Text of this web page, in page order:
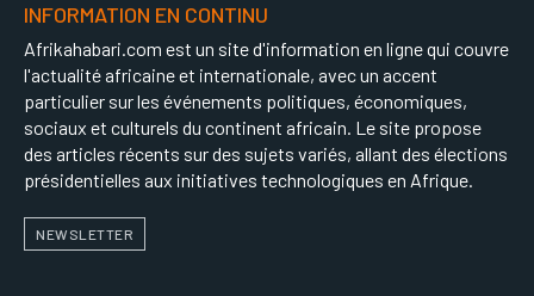
INFORMATION EN CONTINU
Afrikahabari.com est un site d'information en ligne qui couvre
l'actualité africaine et internationale, avec un accent
particulier sur les événements politiques, économiques,
sociaux et culturels du continent africain. Le site propose
des articles récents sur des sujets variés, allant des élections
présidentielles aux initiatives technologiques en Afrique.
NEWSLETTER